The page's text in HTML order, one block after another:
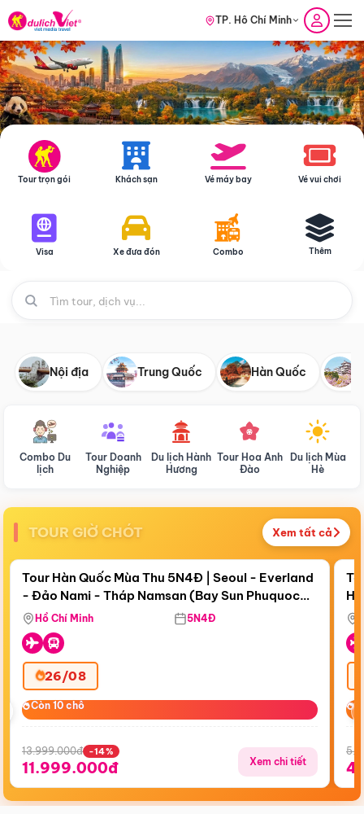
TP. Hồ Chí Minh
Tour trọn gói Khách sạn Vé máy bay Vé vui chơi
Visa Xe đưa đón Combo Thêm
Nội địa Trung Quốc Hàn Quốc
Combo Du
lịch
Tour Doanh
Nghiệp
Du lịch Hành
Hương
Tour Hoa Anh
Đào
Du lịch Mùa
Hè
TOUR GIỜ CHÓT Xem tất cả
Còn18 ngày 17:55:52
Bay Sun Phuquoc Airways
Điểm nổi bật
Tour Hàn Quốc Mùa Thu 5N4Đ | Seoul - Everland
- Đảo Nami - Tháp Namsan (Bay Sun Phuquoc
Airways)
Hồ Chí Minh 5N4Đ
26/08
Còn 10 chỗ
Còn 10 chỗ
13.999.000đ -14%
11.999.000đ Xem chi tiết